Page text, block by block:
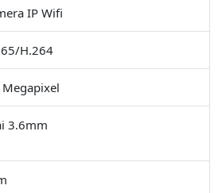
IP Wifi
H.264
3.6mm